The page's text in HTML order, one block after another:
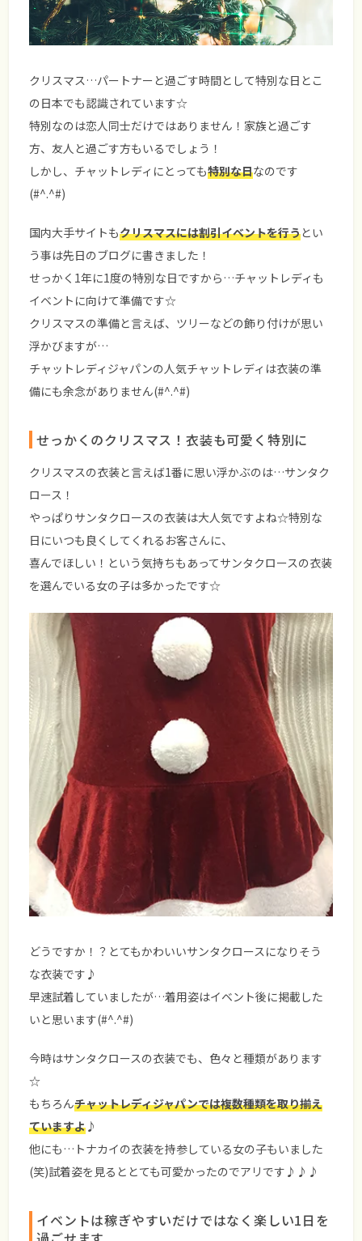
クリスマス…パートナーと過ごす時間として特別な日とこ
の日本でも認識されています☆
特別なのは恋人同士だけではありません！家族と過ごす
方、友人と過ごす方もいるでしょう！
しかし、チャットレディにとっても特別な日なのです
(#^.^#)
国内大手サイトもクリスマスには割引イベントを行うとい
う事は先日のブログに書きました！
せっかく1年に1度の特別な日ですから…チャットレディも
イベントに向けて準備です☆
クリスマスの準備と言えば、ツリーなどの飾り付けが思い
浮かびますが…
チャットレディジャパンの人気チャットレディは衣装の準
備にも余念がありません(#^.^#)
せっかくのクリスマス！衣装も可愛く特別に
クリスマスの衣装と言えば1番に思い浮かぶのは…サンタク
ロース！
やっぱりサンタクロースの衣装は大人気ですよね☆特別な
日にいつも良くしてくれるお客さんに、
喜んでほしい！という気持ちもあってサンタクロースの衣装
を選んでいる女の子は多かったです☆
どうですか！？とてもかわいいサンタクロースになりそう
な衣装です♪
早速試着していましたが…着用姿はイベント後に掲載した
いと思います(#^.^#)
今時はサンタクロースの衣装でも、色々と種類があります
☆
もちろんチャットレディジャパンでは複数種類を取り揃え
ていますよ♪
他にも…トナカイの衣装を持参している女の子もいました
(笑)試着姿を見るととても可愛かったのでアリです♪♪♪
イベントは稼ぎやすいだけではなく楽しい1日を